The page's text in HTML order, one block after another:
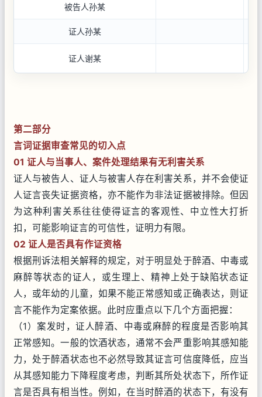
被告人孙某
证人孙某
证人谢某
第二部分
言词证据审查常见的切入点
01 证人与当事人、案件处理结果有无利害关系
证人与被告人、证人与被害人存在利害关系，并不会使证
人证言丧失证据资格，亦不能作为非法证据被排除。但因
为这种利害关系往往使得证言的客观性、中立性大打折
扣，可能影响证言的可信性，证明力有限。
02 证人是否具有作证资格
根据刑诉法相关解释的规定，对于明显处于醉酒、中毒或
麻醉等状态的证人，或生理上、精神上处于缺陷状态证
人，或年幼的儿童，如果不能正常感知或正确表达，则证
言不能作为定案依据。此时应重点以下几个方面把握：
（1）案发时，证人醉酒、中毒或麻醉的程度是否影响其
正常感知。一般的饮酒状态，通常不会严重影响其感知能
力，处于醉酒状态也不必然导致其证言可信度降低，应当
从其感知能力下降程度考虑，判断其所处状态下，所作证
言是否具有相当性。例如，在当时醉酒的状态下，有没有